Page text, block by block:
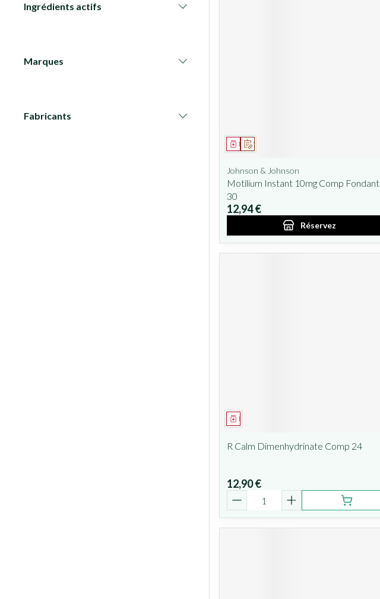
Ingrédients actifs
Marques
Fabricants
Sur prescription
Médicament
Johnson & Johnson
Motilium Instant 10mg Comp Fondant
30
12,94 €
Réservez
Médicament
R Calm Dimenhydrinate Comp 24
12,90 €
Quantité